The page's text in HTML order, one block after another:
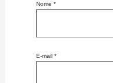
Nome *
E-mail *